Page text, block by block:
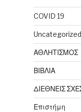
COVID 19
Uncategorized
ΑΘΛΗΤΙΣΜΟΣ
ΒΙΒΛΙΑ
ΔΙΕΘΝΕΙΣ
Επιστήμη